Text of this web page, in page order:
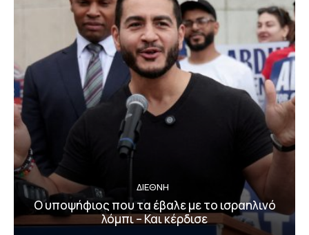
ΔΙΕΘΝΗ
Ο υποψήφιος που τα έβαλε με το ισραηλινό
λόμπι – Και κέρδισε